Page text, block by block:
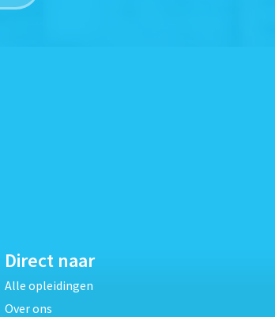
Direct naar
Alle opleidingen
Over ons